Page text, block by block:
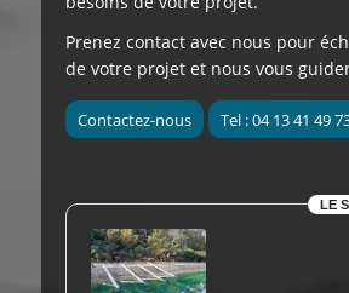
Prenez contact avec nous pour
de votre projet et nous vous
Contactez-nous Tel : 04 13 41 49
LE